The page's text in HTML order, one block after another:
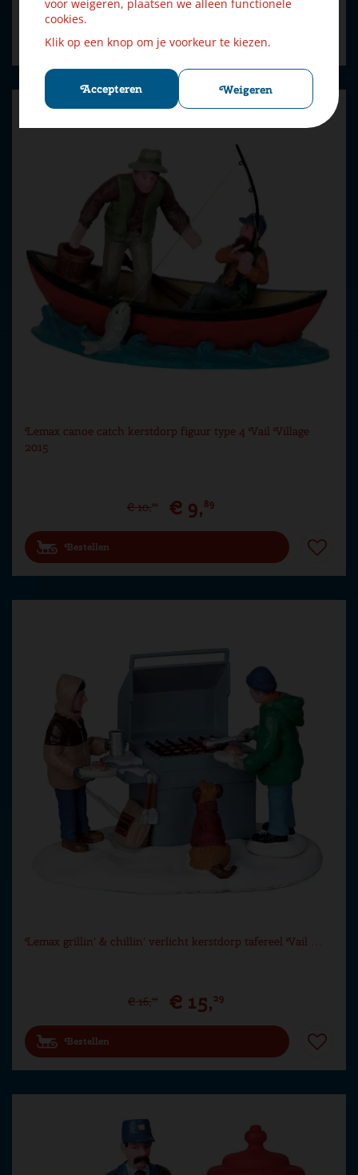
voor weigeren, plaatsen we alleen functionele
cookies.
Klik op een knop om je voorkeur te kiezen.
Accepteren Weigeren
Bestellen
Lemax canoe catch kerstdorp figuur type 4 Vail Village
2015
€ 10,99 € 9,89
Bestellen
Lemax grillin' & chillin' verlicht kerstdorp tafereel Vail …
€ 16,99 € 15,29
Bestellen